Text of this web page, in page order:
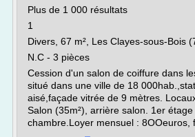
Plus de 1 000 résultats
1
Divers, 67 m², Les Clayes-sous-Bois
N.C - 3 pièces
Cession d'un salon de coiffure dans
situé dans une ville de 18
aisé,façade vitrée de 9 mètres.
Salon (35m²), arrière salon. 1er étage
chambre.Loyer mensuel : 8OOeuros,